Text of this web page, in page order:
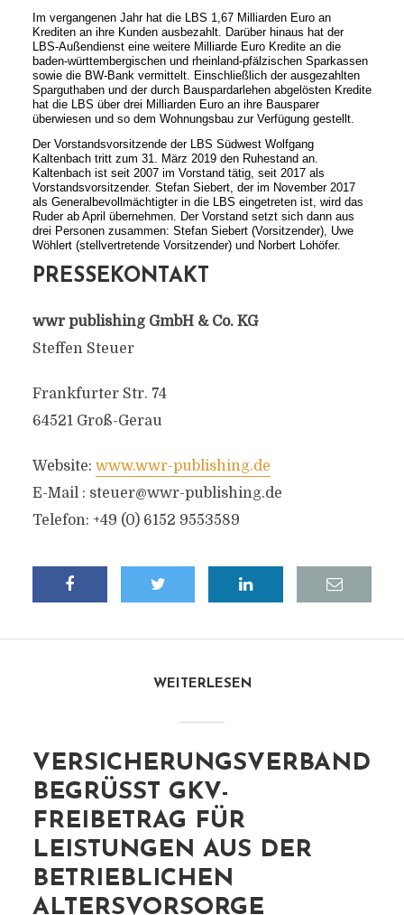
Im vergangenen Jahr hat die LBS 1,67 Milliarden Euro an
Krediten an ihre Kunden ausbezahlt. Darüber hinaus hat der
LBS-Außendienst eine weitere Milliarde Euro Kredite an die
baden-württembergischen und rheinland-pfälzischen Sparkassen
sowie die BW-Bank vermittelt. Einschließlich der ausgezahlten
Sparguthaben und der durch Bauspardarlehen abgelösten Kredite
hat die LBS über drei Milliarden Euro an ihre Bausparer
überwiesen und so dem Wohnungsbau zur Verfügung gestellt.
Der Vorstandsvorsitzende der LBS Südwest Wolfgang
Kaltenbach tritt zum 31. März 2019 den Ruhestand an.
Kaltenbach ist seit 2007 im Vorstand tätig, seit 2017 als
Vorstandsvorsitzender. Stefan Siebert, der im November 2017
als Generalbevollmächtigter in die LBS eingetreten ist, wird das
Ruder ab April übernehmen. Der Vorstand setzt sich dann aus
drei Personen zusammen: Stefan Siebert (Vorsitzender), Uwe
Wöhlert (stellvertretende Vorsitzender) und Norbert Lohöfer.
PRESSEKONTAKT
wwr publishing GmbH & Co. KG
Steffen Steuer
Frankfurter Str. 74
64521 Groß-Gerau
Website: www.wwr-publishing.de
E-Mail : steuer@wwr-publishing.de
Telefon: +49 (0) 6152 9553589
WEITERLESEN
VERSICHERUNGSVERBAND
BEGRÜSST GKV-F
REIBETRAG FÜR L
EISTUNGEN AUS DER B
ETRIEBLICHEN A
LTERSVORSORGE